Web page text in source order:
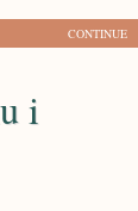
CONTINUE
i